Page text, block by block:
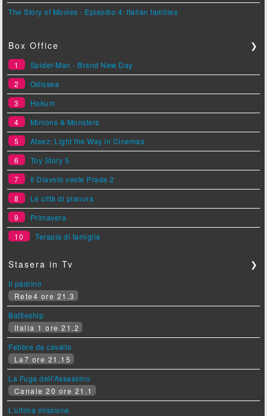
The Story of Movies - Episodio 4: Italian families
Box Office ❯
1
Spider-Man - Brand New Day
2
Odissea
3
Hokum
4
Minions & Monsters
5
Ateez: Light the Way in Cinemas
6
Toy Story 5
7
Il Diavolo veste Prada 2
8
Le città di pianura
9
Primavera
10
Terapia di famiglia
Stasera in Tv ❯
Il padrino
Rete4 ore 21.3
Battleship
Italia 1 ore 21.2
Febbre da cavallo
La7 ore 21.15
La Fuga dell'Assassino
Canale 20 ore 21.1
L'ultima missione